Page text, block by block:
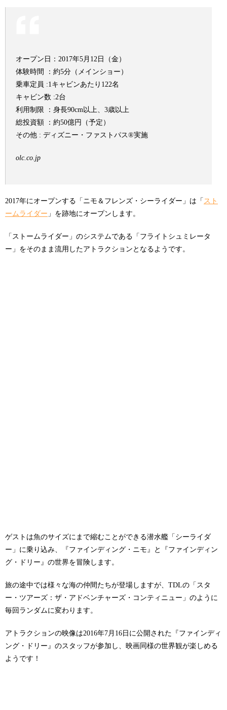
オープン日：2017年5月12日（金）
体験時間 ：約5分（メインショー）
乗車定員 :1キャビンあたり122名
キャビン数 :2台
利用制限 ：身長90cm以上、3歳以上
総投資額 ：約50億円（予定）
その他 : ディズニー・ファストパス®実施
olc.co.jp
2017年にオープンする「ニモ＆フレンズ・シーライダー」は「 スト
ームライダー 」を跡地にオープンします。
「ストームライダー」のシステムである「フライトシュミレータ
ー」をそのまま流用したアトラクションとなるようです。
ゲストは魚のサイズにまで縮むことができる潜水艦「シーライダ
ー」に乗り込み、『ファインディング・ニモ』と『ファインディン
グ・ドリー』の世界を冒険します。
旅の途中では様々な海の仲間たちが登場しますが、TDLの「スタ
ー・ツアーズ：ザ・アドベンチャーズ・コンティニュー」のように
毎回ランダムに変わります。
アトラクションの映像は2016年7月16日に公開された『ファインディ
ング・ドリー』のスタッフが参加し、映画同様の世界観が楽しめる
ようです！